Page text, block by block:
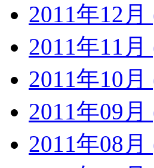
2011年12月
2011年11月
2011年10月
2011年09月
2011年08月